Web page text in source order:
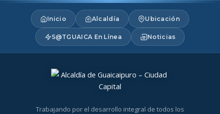
Inicio Alcaldía Ubicación
S@TGUAICA En Línea Noticias
Trabajando por el desarrollo integral de todos los